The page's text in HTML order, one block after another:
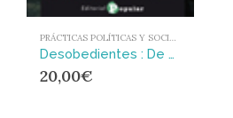
PRÁCTICAS POLÍTICAS Y SOCIALES
Desobedientes : De Chiapas a Madrid
20,00€